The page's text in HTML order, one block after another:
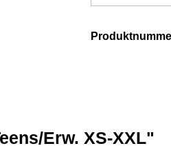
Erw. XS-XXL"